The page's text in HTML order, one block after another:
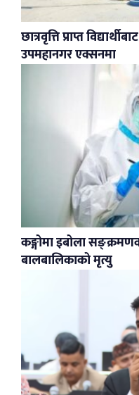
छात्रवृत्ति प्राप्त
उपमहानगर एक्सनमा
कङ्गोमा इबोला
बालबालिकाको मृत्यु